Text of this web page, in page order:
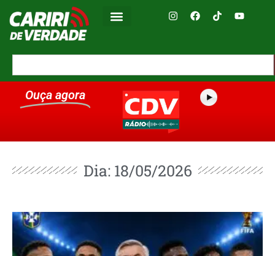
Ouça agora
Dia: 18/05/2026